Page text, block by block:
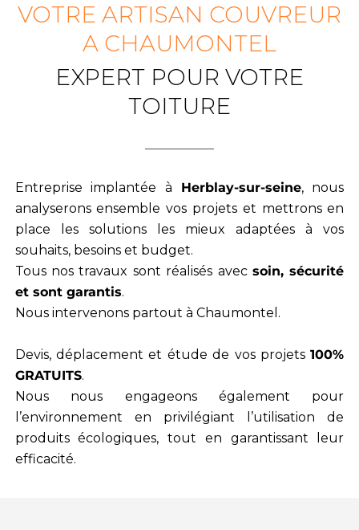
VOTRE ARTISAN COUVREUR
A CHAUMONTEL
EXPERT POUR VOTRE
TOITURE
Entreprise implantée à Herblay-sur-seine, nous
analyserons ensemble vos projets et mettrons en
place les solutions les mieux adaptées à vos
souhaits, besoins et budget.
Tous nos travaux sont réalisés avecsoin, sécurité
et sont garantis.
Nous intervenons partout à Chaumontel .
Devis, déplacement et étude de vos projets100%
GRATUITS.
Nous nous engageons également pour
l’environnement en privilégiant l’utilisation de
produits écologiques, tout en garantissant leur
efficacité.